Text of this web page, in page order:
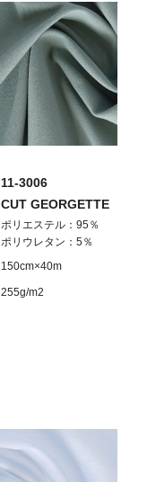
11-3006
CUT GEORGETTE
ポリエステル：95％
ポリウレタン：5％
150cm×40m
255g/m2